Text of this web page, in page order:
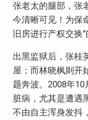
张老太的腿部，张
今清晰可见！为保
旧房进行产权交换”
出黑监狱后，张桂
屋；而林晓枫则开
题奔波。2008年
脏病，尤其是遭遇
不由自主浑身发抖